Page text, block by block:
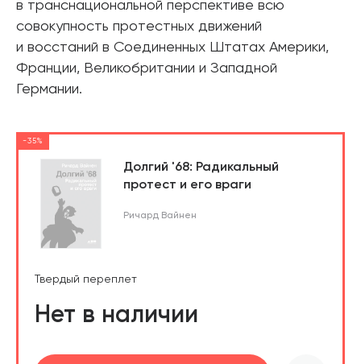
в транснациональной перспективе всю
совокупность протестных движений
и восстаний в Соединенных Штатах Америки,
Франции, Великобритании и Западной
Германии.
-35%
Долгий '68: Радикальный
протест и его враги
Ричард Вайнен
Твердый переплет
Нет в наличии